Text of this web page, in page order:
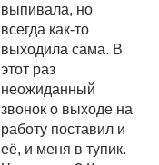
выпивала, но
всегда как-то
выходила сама. В
этот раз
неожиданный
звонок о выходе на
работу поставил и
её, и меня в тупик.